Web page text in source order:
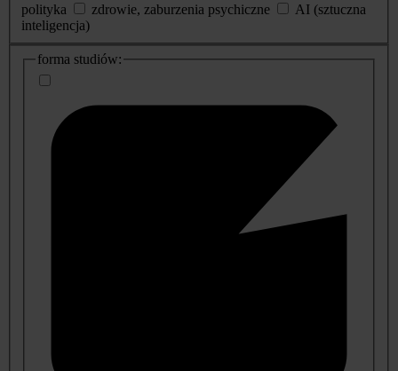
polityka
zdrowie, zaburzenia psychiczne
AI (sztuczna
inteligencja)
dodatkowe
informacje
forma studiów: